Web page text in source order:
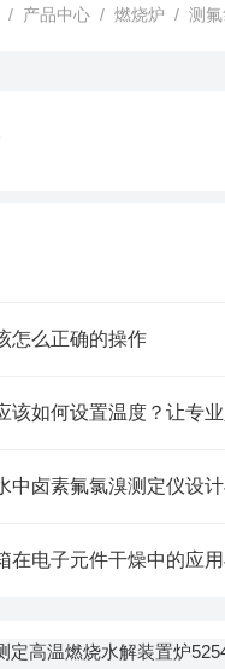
/ 产品中心 /燃烧炉 /测
怎么正确的操作
中卤素氟氯溴测定仪设
在电子元件干燥中的应